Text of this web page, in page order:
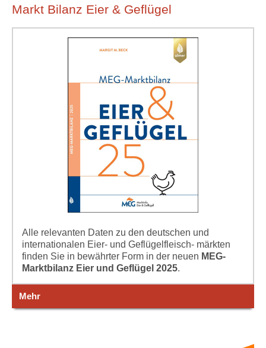
Markt Bilanz Eier & Geflügel
Alle relevanten Daten zu den deutschen und
internationalen Eier- und Geflügelfleisch- märkten
finden Sie in bewährter Form in der neuen MEG-
Marktbilanz Eier und Geflügel 2025.
Mehr